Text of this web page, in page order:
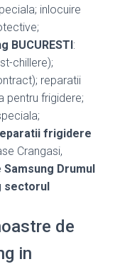
inlocuire
BUCURESTI:
chillere);
reparatii
pentru frigidere;
frigidere
Crangasi,
Drumul
sectorul
de
in